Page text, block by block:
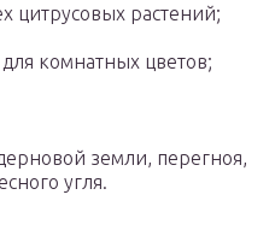
цитрусовых растений;
комнатных цветов;
земли, перегноя,
угля.